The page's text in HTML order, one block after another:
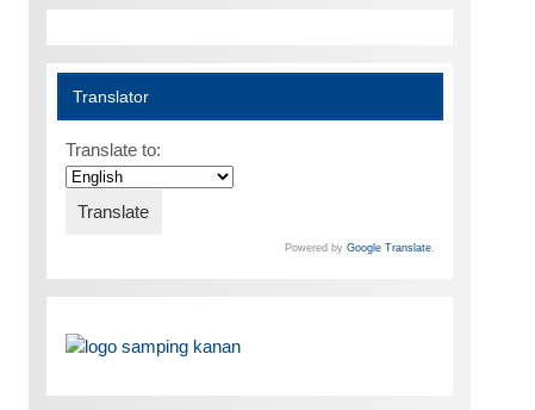
Translator
Translate to:
Powered by Google Translate.